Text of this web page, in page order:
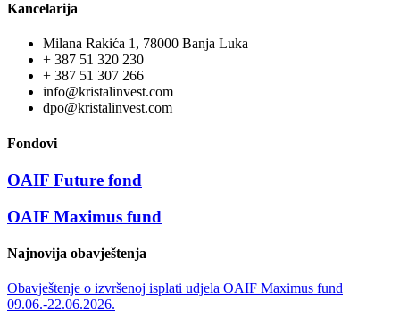
Kancelarija
Milana Rakića 1, 78000 Banja Luka
+ 387 51 320 230
+ 387 51 307 266
info@kristalinvest.com
dpo@kristalinvest.com
Fondovi
OAIF Future fond
OAIF Maximus fund
Najnovija obavještenja
Obavještenje o izvršenoj isplati udjela OAIF Maximus fund
09.06.-22.06.2026.